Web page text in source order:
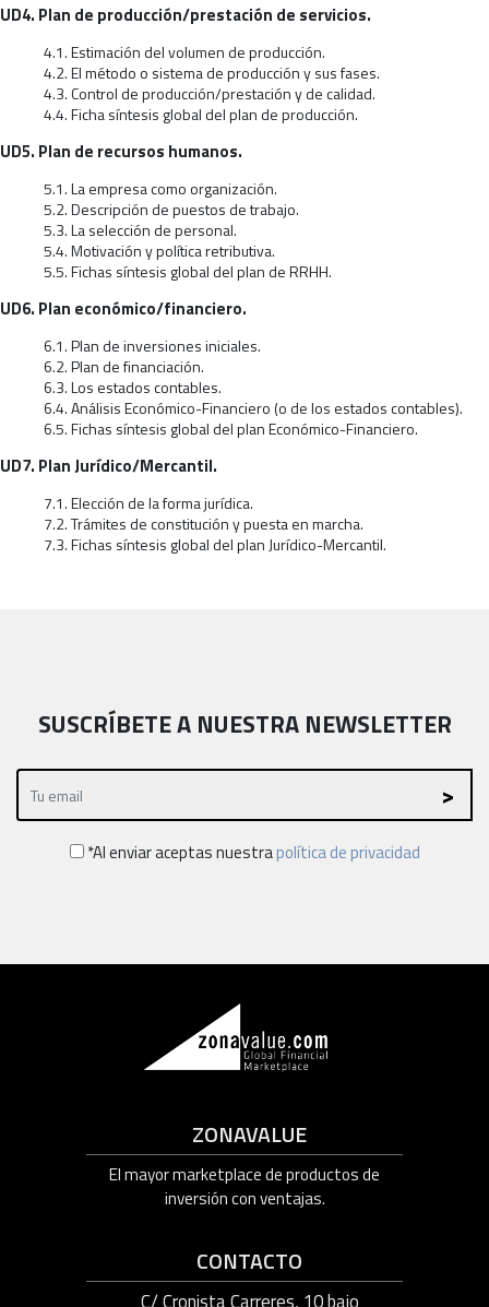
UD4. Plan de producción/prestación de servicios.
4.1. Estimación del volumen de producción.
4.2. El método o sistema de producción y sus fases.
4.3. Control de producción/prestación y de calidad.
4.4. Ficha síntesis global del plan de producción.
UD5. Plan de recursos humanos.
5.1. La empresa como organización.
5.2. Descripción de puestos de trabajo.
5.3. La selección de personal.
5.4. Motivación y política retributiva.
5.5. Fichas síntesis global del plan de RRHH.
UD6. Plan económico/financiero.
6.1. Plan de inversiones iniciales.
6.2. Plan de financiación.
6.3. Los estados contables.
6.4. Análisis Económico-Financiero (o de los estados contables).
6.5. Fichas síntesis global del plan Económico-Financiero.
UD7. Plan Jurídico/Mercantil.
7.1. Elección de la forma jurídica.
7.2. Trámites de constitución y puesta en marcha.
7.3. Fichas síntesis global del plan Jurídico-Mercantil.
SUSCRÍBETE A NUESTRA NEWSLETTER
*Al enviar aceptas nuestrapolítica de privacidad
ZONAVALUE
El mayor marketplace de productos de
inversión con ventajas.
CONTACTO
C/ Cronista Carreres, 10 bajo